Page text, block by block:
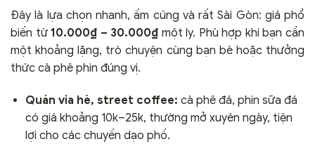
Đây là lựa chọn nhanh, ấm cúng và rất Sài Gòn: giá phổ
biến từ10.000₫ – 30.000₫ một ly. Phù hợp khi bạn cần
một khoảng lặng, trò chuyện cùng bạn bè hoặc thưởng
thức cà phê phin đúng vị.
Quán vỉa hè, street coffee: cà phê đá, phin sữa đá
có giá khoảng 10k–25k, thường mở xuyên ngày, tiện
lợi cho các chuyến dạo phố.